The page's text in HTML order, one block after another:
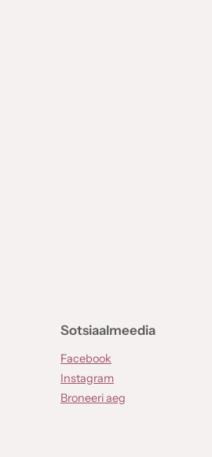
Sotsiaalmeedia
Facebook
Instagram
Broneeri aeg